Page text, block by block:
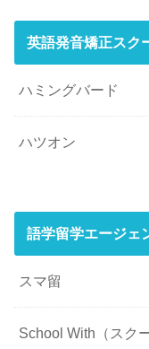
英語発音矯正スク
ハミングバード
ハツオン
語学留学エージェ
スマ留
School With（スク